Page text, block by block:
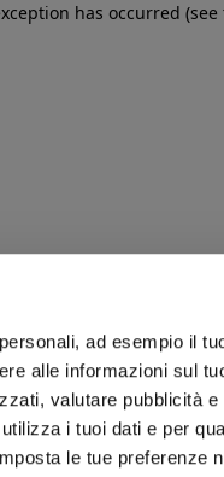
ad esempio il
alle informazioni sul
valutare pubblicità
i tuoi dati e per
le tue preferenze
has occurred